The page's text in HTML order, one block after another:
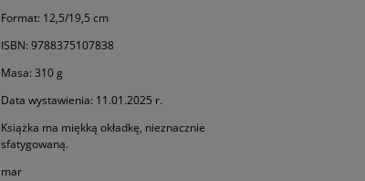
Format: 12,5/19,5 cm
ISBN: 9788375107838
Masa: 310 g
Data wystawienia: 11.01.2025 r.
Książka ma miękką okładkę, nieznacznie
sfatygowaną.
mar